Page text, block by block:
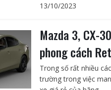
13/10/2023
Mazda 3, CX-
phong cách
Trong số rất nhiều
trường trong việc